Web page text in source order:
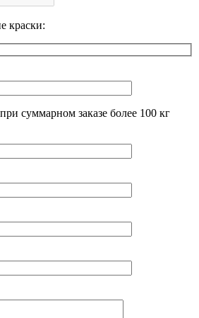
краски:
суммарном заказе более 100 кг